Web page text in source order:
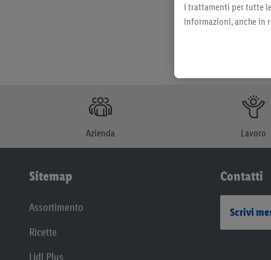
Azienda Lavoro
Sitemap
Assortimento
Ricette
Lidl Plus
Contatti
Scrivi
i trattamenti per tutte
informazioni, anche in